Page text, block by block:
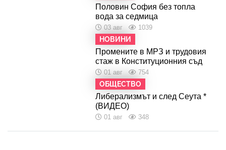
Половин София без топла
вода за седмица
03 авг 1039
НОВИНИ
Промените в МРЗ и трудовия
стаж в Конституционния съд
01 авг 754
ОБЩЕСТВО
Либерализмът и след Сеута *
(ВИДЕО)
01 авг 348